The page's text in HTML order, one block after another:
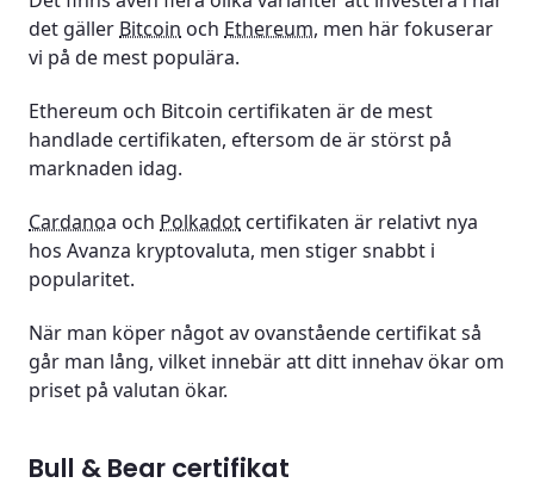
det gäller Bitcoin och Ethereum, men här fokuserar
vi på de mest populära.
Ethereum och Bitcoin certifikaten är de mest
handlade certifikaten, eftersom de är störst på
marknaden idag.
Cardanoa och Polkadot certifikaten är relativt nya
hos Avanza kryptovaluta, men stiger snabbt i
popularitet.
När man köper något av ovanstående certifikat så
går man lång, vilket innebär att ditt innehav ökar om
priset på valutan ökar.
Bull & Bear certifikat